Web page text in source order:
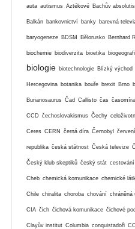
auta autismus Aztékové Bachův
Balkán bankovnictví banky barevná
baryogeneze BDSM Bělorusko Bernhard
biochemie biodiverzita bioetika
biologie biotechnologie Blízký východ
Hercegovina botanika bouře brexit Brno
Burianosaurus Čad Callisto čas časomíra
CCD čechoslovakismus Čechy
Ceres CERN černá díra Černobyl
republika česká státnost Česká televize
Český klub skeptiků český stát cestování
Cheb chemická komunikace chemické
Chile chiralita choroba chování chráněná
CIA čich čichová komunikace čichové
Clayův institut Columbia conquistadoři